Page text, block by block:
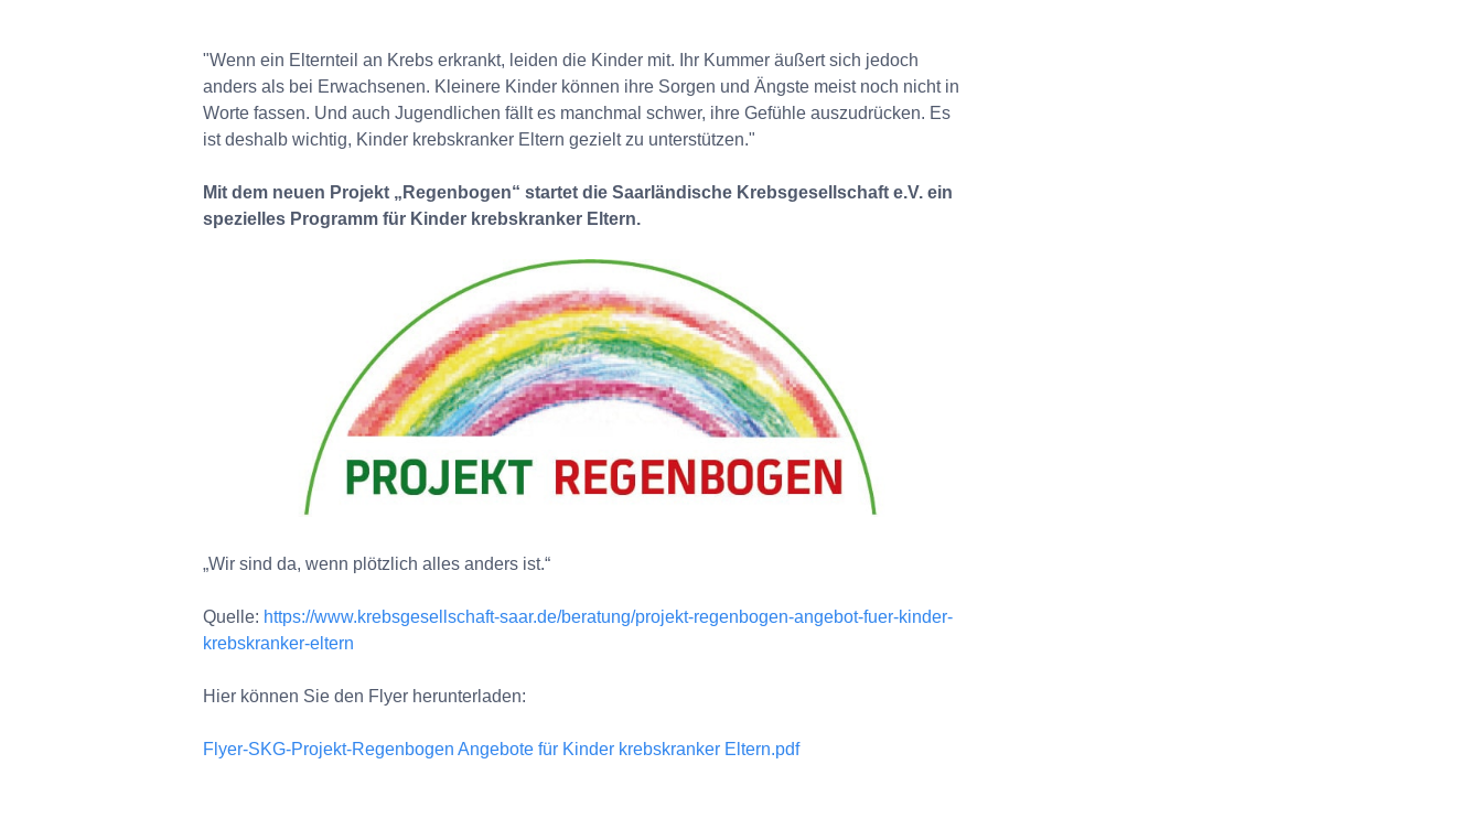
"Wenn ein Elternteil an Krebs erkrankt, leiden die Kinder mit. Ihr Kummer äußert sich jedoch
anders als bei Erwachsenen. Kleinere Kinder können ihre Sorgen und Ängste meist noch nicht in
Worte fassen. Und auch Jugendlichen fällt es manchmal schwer, ihre Gefühle auszudrücken. Es
ist deshalb wichtig, Kinder krebskranker Eltern gezielt zu unterstützen."
Mit dem neuen Projekt „Regenbogen“ startet die Saarländische Krebsgesellschaft e.V. ein
spezielles Programm für Kinder krebskranker Eltern.
„Wir sind da, wenn plötzlich alles anders ist.“
Quelle: https://www.krebsgesellschaft-saar.de/beratung/projekt-regenbogen-angebot-fuer-kinder-
krebskranker-eltern
Hier können Sie den Flyer herunterladen:
Flyer-SKG-Projekt-Regenbogen Angebote für Kinder krebskranker Eltern.pdf